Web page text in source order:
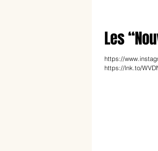
Les
https://
https://lnk.to/